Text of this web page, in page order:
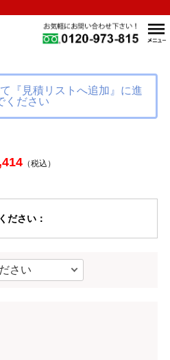
『見積リストへ追加』に進
ください
（税込）
ださい：